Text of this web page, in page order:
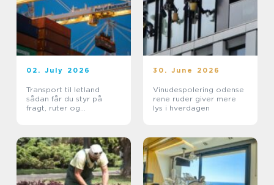
02. July 2026
Transport til letland
sådan får du styr på
fragt, ruter og
30. June 2026
Vinudespolering odense
rene ruder giver mere
lys i hverdagen